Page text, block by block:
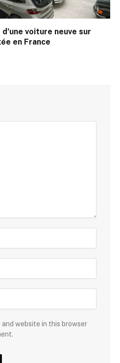
voiture neuve sur
en France
and website in this browser